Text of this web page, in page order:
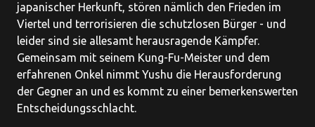
japanischer Herkunft, stören nämlich den Frieden im
Viertel und terrorisieren die schutzlosen Bürger - und
leider sind sie allesamt herausragende Kämpfer.
Gemeinsam mit seinem Kung-Fu-Meister und dem
erfahrenen Onkel nimmt Yushu die Herausforderung
der Gegner an und es kommt zu einer bemerkenswerten
Entscheidungsschlacht.